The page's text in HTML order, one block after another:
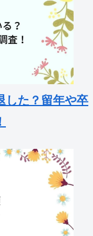
した？留年や卒